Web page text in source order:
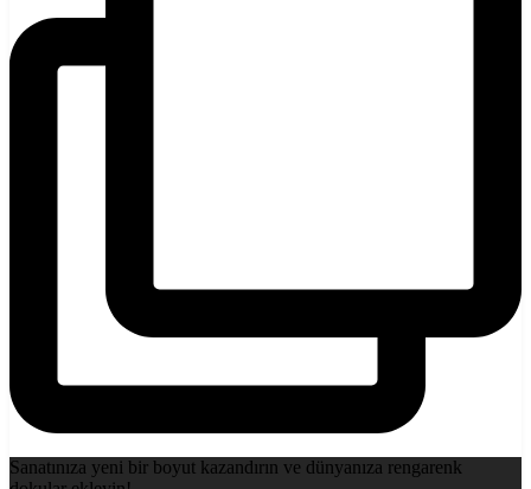
Sanatınıza yeni bir boyut kazandırın ve dünyanıza rengarenk